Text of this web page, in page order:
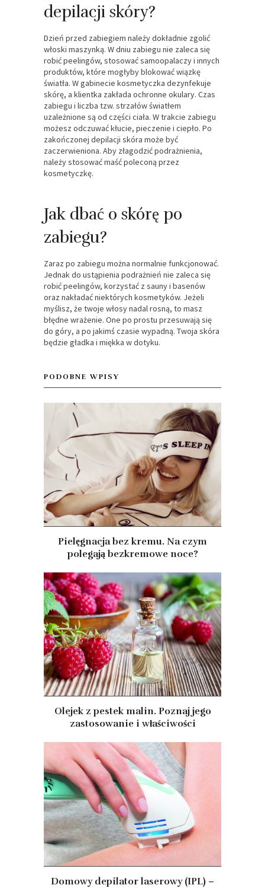
depilacji skóry?
Dzień przed zabiegiem należy dokładnie zgolić
włoski maszynką. W dniu zabiegu nie zaleca się
robić peelingów, stosować samoopalaczy i innych
produktów, które mogłyby blokować wiązkę
światła. W gabinecie kosmetyczka dezynfekuje
skórę, a klientka zakłada ochronne okulary. Czas
zabiegu i liczba tzw. strzałów światłem
uzależnione są od części ciała. W trakcie zabiegu
możesz odczuwać kłucie, pieczenie i ciepło. Po
zakończonej depilacji skóra może być
zaczerwieniona. Aby złagodzić podrażnienia,
należy stosować maść poleconą przez
kosmetyczkę.
Jak dbać o skórę po
zabiegu?
Zaraz po zabiegu można normalnie funkcjonować.
Jednak do ustąpienia podrażnień nie zaleca się
robić peelingów, korzystać z sauny i basenów
oraz nakładać niektórych kosmetyków. Jeżeli
myślisz, że twoje włosy nadal rosną, to masz
błędne wrażenie. One po prostu przesuwają się
do góry, a po jakimś czasie wypadną. Twoja skóra
będzie gładka i miękka w dotyku.
PODOBNE WPISY
Pielęgnacja bez kremu. Na czym
polegają bezkremowe noce?
Olejek z pestek malin. Poznaj jego
zastosowanie i właściwości
Domowy depilator laserowy (IPL) –